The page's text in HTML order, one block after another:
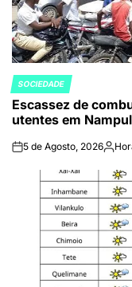
POSTED
IN
SOCIEDADE
Escassez de
utentes em
on5 de Agosto, 2026